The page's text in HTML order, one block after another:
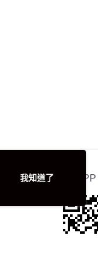
官方APP
我知道了